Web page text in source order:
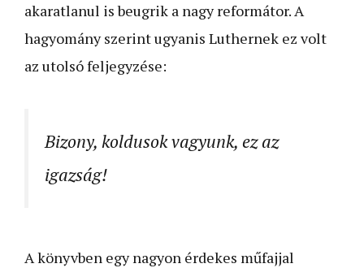
akaratlanul is beugrik a nagy reformátor. A
hagyomány szerint ugyanis Luthernek ez volt
az utolsó feljegyzése:
Bizony, koldusok vagyunk, ez az
igazság!
A könyvben egy nagyon érdekes műfajjal